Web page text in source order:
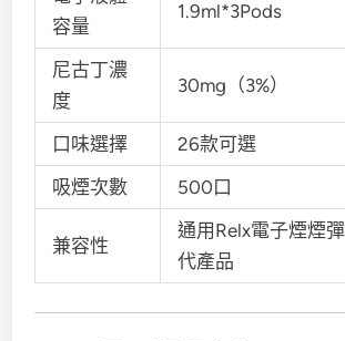
容量
1.9ml*3Pods
尼古丁濃
度
30mg（3%）
口味選擇
26款可選
吸煙次數
500口
兼容性
通用Relx電子煙煙
代產品